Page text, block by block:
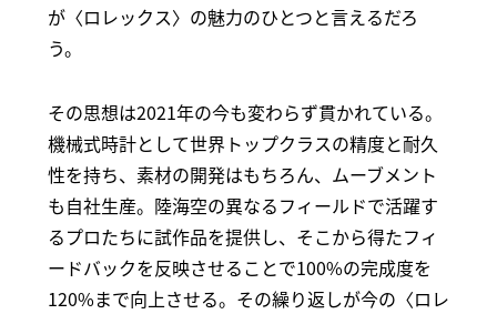
が〈ロレックス〉の魅力のひとつと言えるだろ
う。
その思想は2021年の今も変わらず貫かれている。
機械式時計として世界トップクラスの精度と耐久
性を持ち、素材の開発はもちろん、ムーブメント
も自社生産。陸海空の異なるフィールドで活躍す
るプロたちに試作品を提供し、そこから得たフィ
ードバックを反映させることで100%の完成度を
120%まで向上させる。その繰り返しが今の〈ロレ